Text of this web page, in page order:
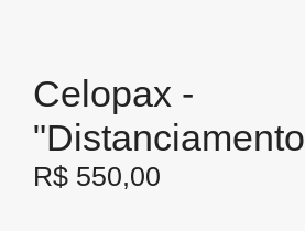
Celopax -
R$ 550,00